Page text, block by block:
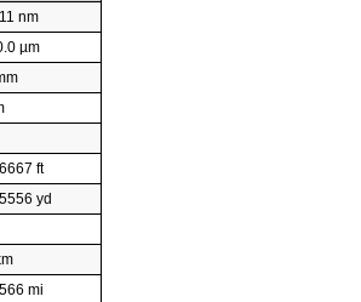
nm
µm
ft
yd
mi